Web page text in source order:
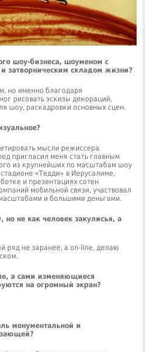
шоу-бизнеса, шоуменом с
затворническим складом жизни?
но именно благодаря
рисовать эскизы декораций,
шоу, раскадровки основных сцен.
мысли режиссера
пригласил меня стать главным
из крупнейших по масштабам шоу
«Тедди» в Иерусалиме.
и презентациях сотен
мобильной связи, участвовал
и большими деньгами.
не как человек закулисья, а
ряд не заранее, а on-line, делаю
а сами изменяющиеся
на огромный экран?
монументальной и